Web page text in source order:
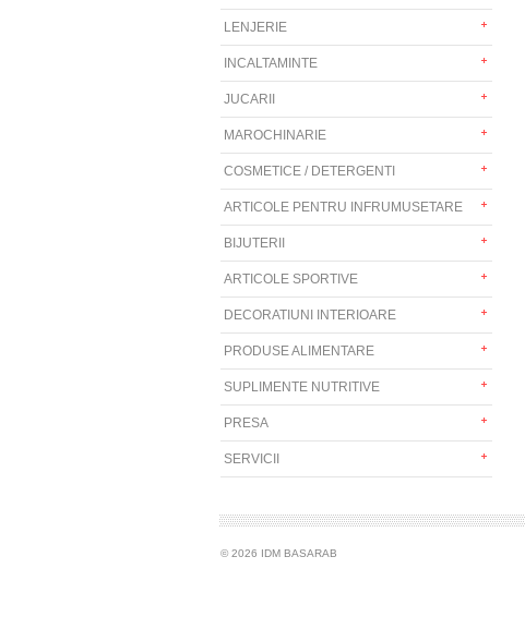
LENJERIE
INCALTAMINTE
JUCARII
MAROCHINARIE
COSMETICE / DETERGENTI
ARTICOLE PENTRU INFRUMUSETARE
BIJUTERII
ARTICOLE SPORTIVE
DECORATIUNI INTERIOARE
PRODUSE ALIMENTARE
SUPLIMENTE NUTRITIVE
PRESA
SERVICII
© 2026 IDM BASARAB